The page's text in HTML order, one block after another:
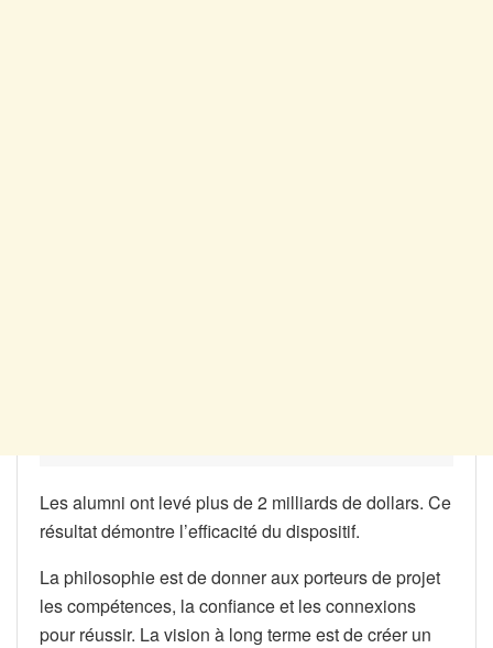
Les alumni ont levé plus de 2 milliards de dollars. Ce
résultat démontre l’efficacité du dispositif.
La philosophie est de donner aux porteurs de projet
les compétences, la confiance et les connexions
pour réussir. La vision à long terme est de créer un